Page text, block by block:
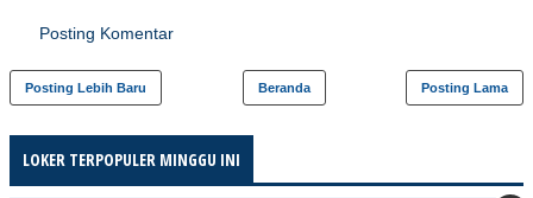
Posting Komentar
Posting Lebih Baru Posting Lama
Beranda
LOKER TERPOPULER MINGGU INI